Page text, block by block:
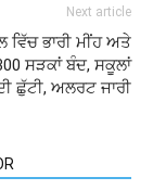
Next article
ਵਿੱਚ ਭਾਰੀ ਮੀਂਹ ਅਤੇ
ਸੜਕਾਂ ਬੰਦ, ਸਕੂਲਾਂ
ਛੁੱਟੀ, ਅਲਰਟ ਜਾਰੀ